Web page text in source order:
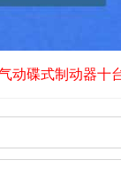
动碟式制动器十